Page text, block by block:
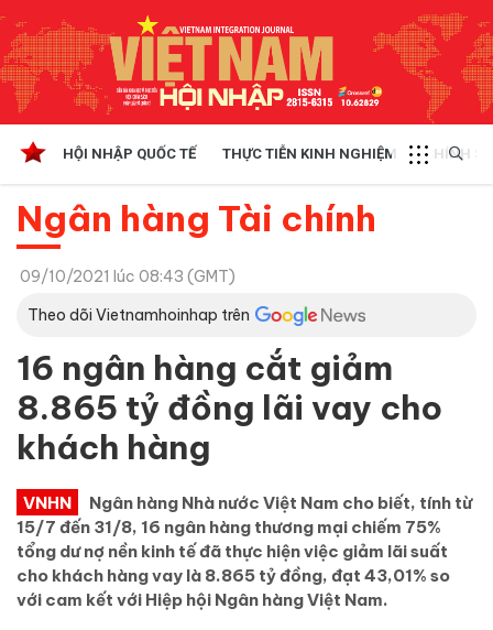
HỘI NHẬP QUỐC TẾ THỰC TIỄN KINH NGHIỆM CHÍNH
Ngân hàng Tài chính
09/10/2021 lúc 08:43 (GMT)
Theo dõi Vietnamhoinhap trên
16 ngân hàng cắt giảm
8.865 tỷ đồng lãi vay cho
khách hàng
VNHN
Ngân hàng Nhà nước Việt Nam cho biết, tính từ
15/7 đến 31/8, 16 ngân hàng thương mại chiếm 75%
tổng dư nợ nền kinh tế đã thực hiện việc giảm lãi suất
cho khách hàng vay là 8.865 tỷ đồng, đạt 43,01% so
với cam kết với Hiệp hội Ngân hàng Việt Nam.